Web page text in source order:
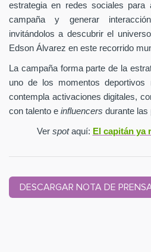
estrategia en redes sociales
campaña y generar
invitándolos a descubrir el
Edson Álvarez en este recorrido
La campaña forma parte de la
uno de los momentos
contempla activaciones digitales,
con talento e influencers durante
Ver spotaquí: El capitán ya
DESCARGAR NOTA DE